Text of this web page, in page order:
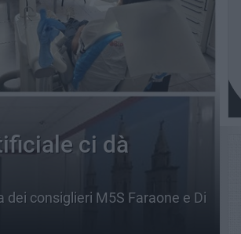
ci dà
consiglieri M5S Faraone e Di